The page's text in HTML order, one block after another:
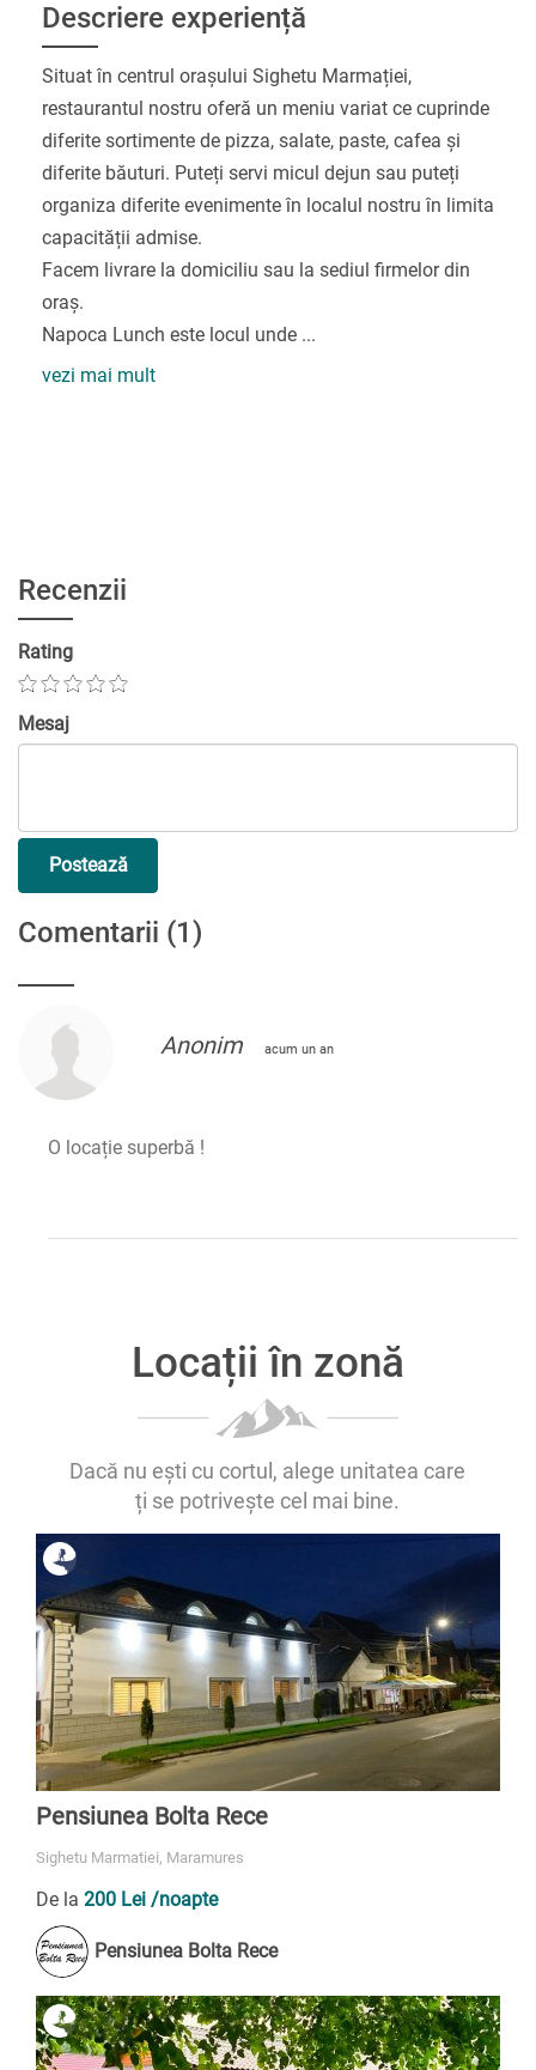
Descriere experiență
Situat în centrul orașului Sighetu Marmației,
restaurantul nostru oferă un meniu variat ce cuprinde
diferite sortimente de pizza, salate, paste, cafea și
diferite băuturi. Puteți servi micul dejun sau puteți
organiza diferite evenimente în localul nostru în limita
capacității admise.
Facem livrare la domiciliu sau la sediul firmelor din
oraș.
Napoca Lunch este locul unde ...
vezi mai mult
Recenzii
Rating
Mesaj
Postează
Comentarii (1)
Anonim acum un an
O locație superbă !
Locații în zonă
Dacă nu ești cu cortul, alege unitatea care
ți se potrivește cel mai bine.
Pensiunea Bolta Rece
Sighetu Marmatiei, Maramures
De la 200 Lei /noapte
Pensiunea Bolta Rece